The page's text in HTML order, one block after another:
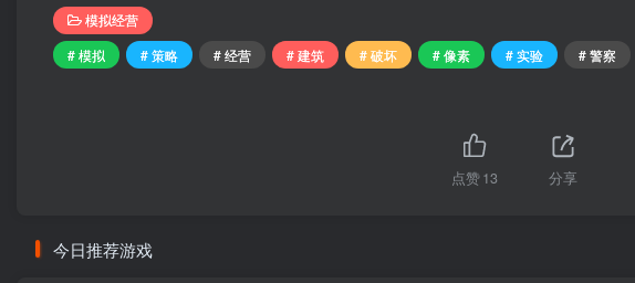
模拟经营
# 模拟
# 策略 # 经营 # 建筑 # 破坏 # 像素 # 实验 # 警察
点赞13 分享
今日推荐游戏